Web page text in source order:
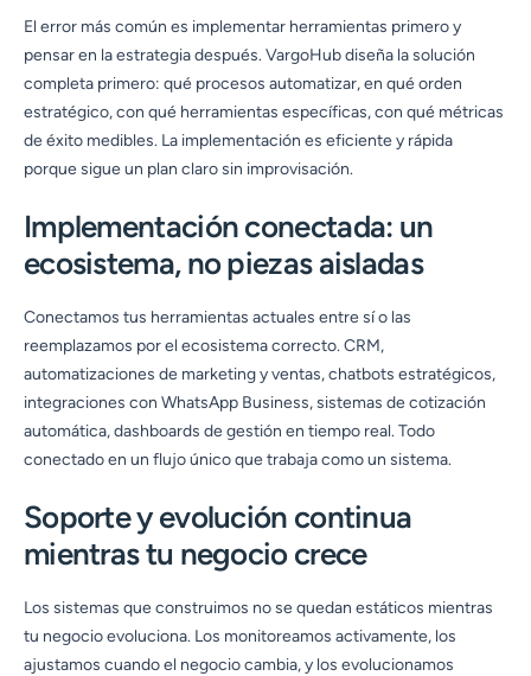
El error más común es implementar herramientas primero y
pensar en la estrategia después. VargoHub diseña la solución
completa primero: qué procesos automatizar, en qué orden
estratégico, con qué herramientas específicas, con qué métricas
de éxito medibles. La implementación es eficiente y rápida
porque sigue un plan claro sin improvisación.
Implementación conectada: un
ecosistema, no piezas aisladas
Conectamos tus herramientas actuales entre sí o las
reemplazamos por el ecosistema correcto. CRM,
automatizaciones de marketing y ventas, chatbots estratégicos,
integraciones con WhatsApp Business, sistemas de cotización
automática, dashboards de gestión en tiempo real. Todo
conectado en un flujo único que trabaja como un sistema.
Soporte y evolución continua
mientras tu negocio crece
Los sistemas que construimos no se quedan estáticos mientras
tu negocio evoluciona. Los monitoreamos activamente, los
ajustamos cuando el negocio cambia, y los evolucionamos